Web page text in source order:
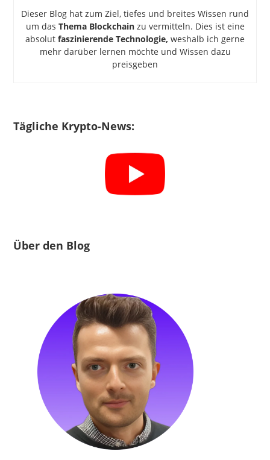
Dieser Blog hat zum Ziel, tiefes und breites Wissen rund
um das Thema Blockchainzu vermitteln. Dies ist eine
absolut faszinierende Technologie, weshalb ich gerne
mehr darüber lernen möchte und Wissen dazu
preisgeben
Tägliche Krypto-News:
Über den Blog